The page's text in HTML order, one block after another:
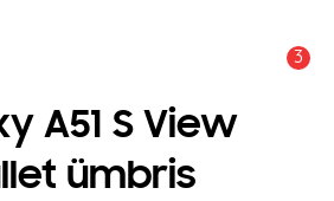
3
A51 S View
ümbris